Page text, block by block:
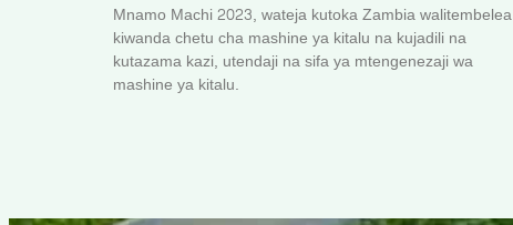
Mnamo Machi 2023, wateja kutoka Zambia walitembelea
kiwanda chetu cha mashine ya kitalu na kujadili na
kutazama kazi, utendaji na sifa ya mtengenezaji wa
mashine ya kitalu.